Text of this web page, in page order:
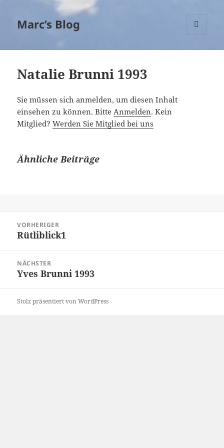
Marc’s Blog
Natalie Brunni 1993
Sie müssen sich anmelden, um diesen Inhalt
einsehen zu können. BitteAnmelden. Kein
Mitglied?Werden Sie Mitglied bei uns
Ähnliche Beiträge
VORHERIGER
Vorheriger
Rütliblick1
NÄCHSTER
Nächster
Yves Brunni 1993
Stolz präsentiert von WordPress